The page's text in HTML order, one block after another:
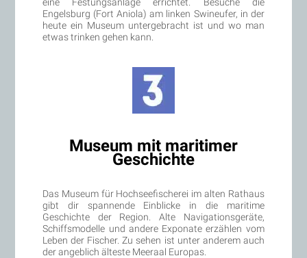
Engelsburg (Fort Aniola) am linken Swineufer, in der
heute ein Museum untergebracht ist und wo man
etwas trinken gehen kann.
Museum mit maritimer
Geschichte
Das Museum für Hochseefischerei im alten Rathaus
gibt dir spannende Einblicke in die maritime
Geschichte der Region. Alte Navigationsgeräte,
Schiffsmodelle und andere Exponate erzählen vom
Leben der Fischer. Zu sehen ist unter anderem auch
der angeblich älteste Meeraal Europas.